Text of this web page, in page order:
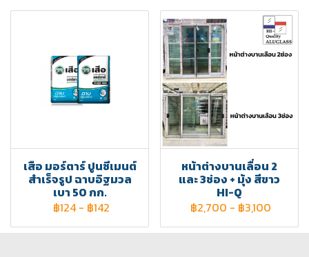
เสือ มอร์ตาร์ ปูนซีเมนต์
สำเร็จรูป ฉาบอิฐมวล
เบา 50 กก.
฿124 - ฿142
หน้าต่างบานเลื่อน 2
และ 3ช่อง + มุ้ง สีขาว
HI-Q
฿2,700 - ฿3,100